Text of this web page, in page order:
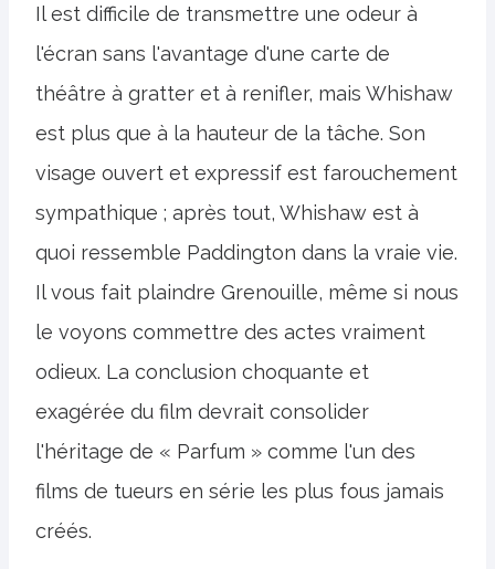
Il est difficile de transmettre une odeur à
l'écran sans l'avantage d'une carte de
théâtre à gratter et à renifler, mais Whishaw
est plus que à la hauteur de la tâche. Son
visage ouvert et expressif est farouchement
sympathique ; après tout, Whishaw est à
quoi ressemble Paddington dans la vraie vie.
Il vous fait plaindre Grenouille, même si nous
le voyons commettre des actes vraiment
odieux. La conclusion choquante et
exagérée du film devrait consolider
l'héritage de « Parfum » comme l'un des
films de tueurs en série les plus fous jamais
créés.